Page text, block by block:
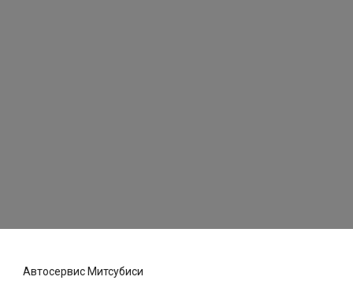
Автосервис Митсубиси